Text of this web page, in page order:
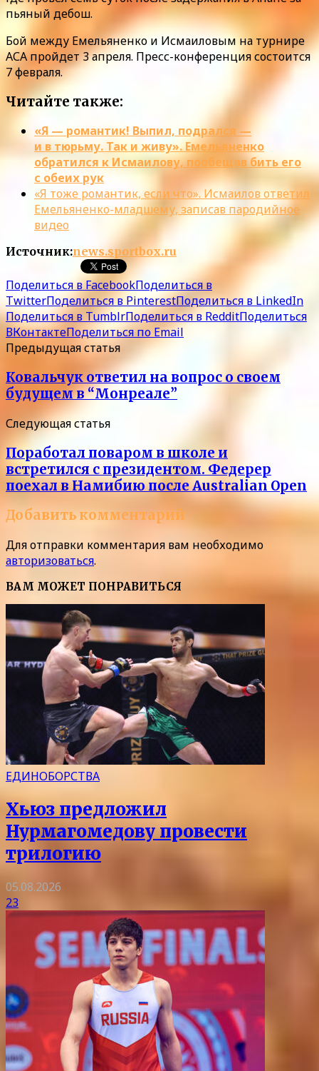
пьяный дебош.
Бой между Емельяненко и Исмаиловым на турнире
АСА пройдет 3 апреля. Пресс-конференция состоится
7 февраля.
Читайте также:
«Я — романтик! Выпил, подрался —
и в тюрьму. Так и живу». Емельяненко
обратился к Исмаилову, пообещав бить его
с обеих рук
«Я тоже романтик, если что». Исмаилов ответил
Емельяненко-младшему, записав пародийное
видео
Источник:news.sportbox.ru
Поделиться в FacebookПоделиться в
TwitterПоделиться в PinterestПоделиться в LinkedIn
Поделиться в TumblrПоделиться в RedditПоделиться
ВКонтактеПоделиться по Email
Предыдущая статья
Ковальчук ответил на вопрос о своем
будущем в “Монреале”
Следующая статья
Поработал поваром в школе и
встретился с президентом. Федерер
поехал в Намибию после Australian Open
Добавить комментарий
Для отправки комментария вам необходимо
авторизоваться.
ВАМ МОЖЕТ ПОНРАВИТЬСЯ
ЕДИНОБОРСТВА
Хьюз предложил
Нурмагомедову провести
трилогию
05.08.2026
23